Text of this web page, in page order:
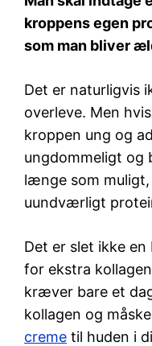
kroppens egen
som man bliver
Det er naturligvis
overleve. Men
kroppen ung og
ungdommeligt og
længe som
uundværligt
Det er slet ikke
for ekstra
kræver bare et
kollagen og
creme til huden i